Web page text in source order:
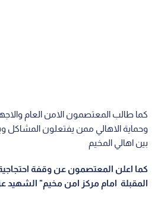
كما طالب المعتصمون الامن العام
وحماية الاهالي ممن يفتعلون المشاكل
بين اهالي المخيم
كما اعلن المعتصمون عن وقفة
المقبلة امام مركز امن مخيم" الشهيد